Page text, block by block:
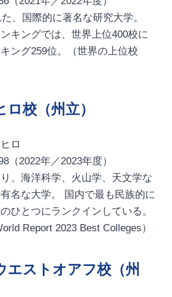
、国際的に著名な研究大学。
キングでは、世界上位400校に
ング259位。（世界の上位校
校（州立）
ロ
（2022年／2023年度）
、海洋科学、火山学、天文学な
名な大学。 国内で最も民族的に
ひとつにランクインしている。
Report 2023 Best Colleges）
エストオアフ校（州